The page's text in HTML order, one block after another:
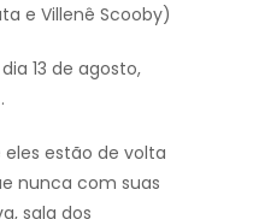
e Villenê Scooby)
13 de agosto,
estão de volta
nunca com suas
sala dos